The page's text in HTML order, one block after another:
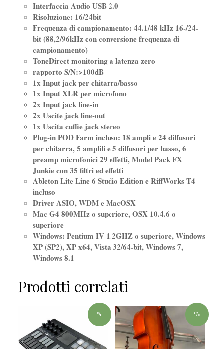
Interfaccia Audio USB 2.0
Risoluzione: 16/24bit
Frequenza di campionamento: 44.1/48 kHz 16-/24-
bit (88,2/96kHz con conversione frequenza di
campionamento)
ToneDirect monitoring a latenza zero
rapporto S/N:>100dB
1x Input jack per chitarra/basso
1x Input XLR per microfono
2x Input jack line-in
2x Uscite jack line-out
1x Uscita cuffie jack stereo
Plug-in POD Farm incluso: 18 ampli e 24 diffusori
per chitarra, 5 amplifi e 5 diffusori per basso, 6
preamp microfonici 29 effetti, Model Pack FX
Junkie con 35 filtri ed effetti
Ableton Lite Line 6 Studio Edition e RiffWorks T4
incluso
Driver ASIO, WDM e MacOSX
Mac G4 800MHz o superiore, OSX 10.4.6 o
superiore
Windows: Pentium IV 1.2GHZ o superiore, Windows
XP (SP2), XP x64, Vista 32/64-bit, Windows 7,
Windows 8.1
Prodotti correlati
% %